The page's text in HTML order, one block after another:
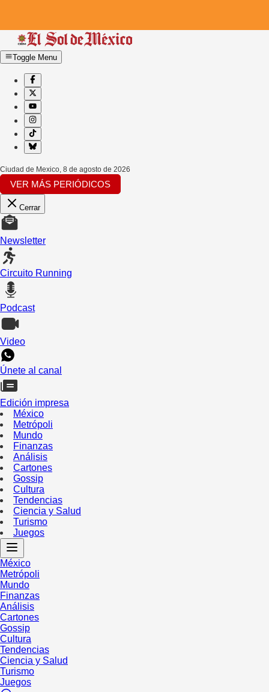
Toggle Menu
Ciudad de Mexico, 8 de agosto de 2026
VER MÁS PERIÓDICOS
Cerrar
Newsletter
Circuito Running
Podcast
Video
Únete al canal
Edición impresa
México
Metrópoli
Mundo
Finanzas
Análisis
Cartones
Gossip
Cultura
Tendencias
Ciencia y Salud
Turismo
Juegos
México
Metrópoli
Mundo
Finanzas
Análisis
Cartones
Gossip
Cultura
Tendencias
Ciencia y Salud
Turismo
Juegos